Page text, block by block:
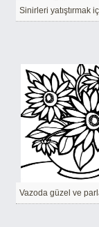
Sinirleri yatıştırmak
Vazoda güzel ve